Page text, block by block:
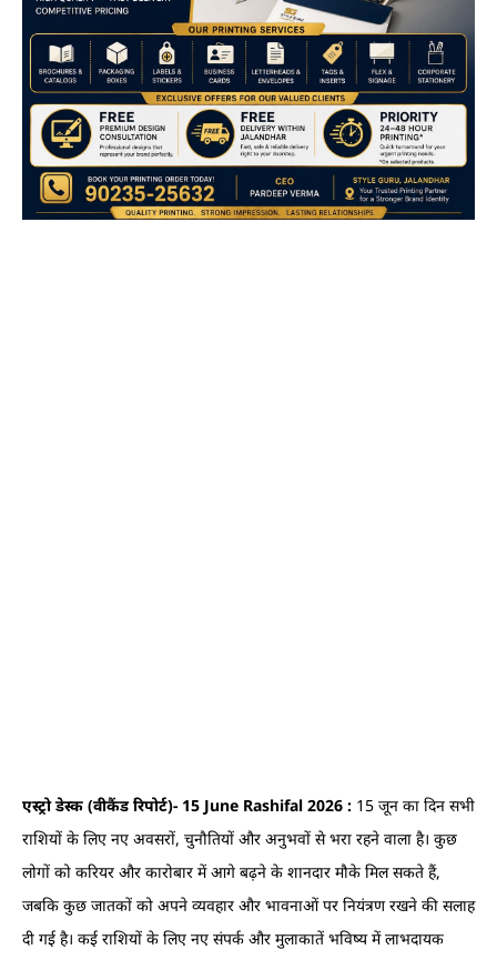
एस्ट्रो डेस्क (वीकैंड रिपोर्ट)- 15 June Rashifal 2026 : 15 जून का दिन सभी
राशियों के लिए नए अवसरों, चुनौतियों और अनुभवों से भरा रहने वाला है। कुछ
लोगों को करियर और कारोबार में आगे बढ़ने के शानदार मौके मिल सकते हैं,
जबकि कुछ जातकों को अपने व्यवहार और भावनाओं पर नियंत्रण रखने की सलाह
दी गई है। कई राशियों के लिए नए संपर्क और मुलाकातें भविष्य में लाभदायक